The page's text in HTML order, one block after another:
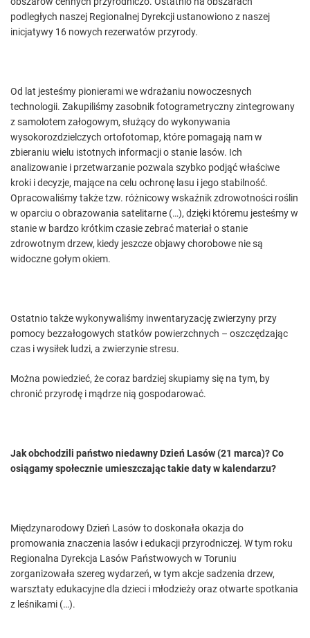
podległych naszej Regionalnej Dyrekcji ustanowiono z naszej
inicjatywy 16 nowych rezerwatów przyrody.
Od lat jesteśmy pionierami we wdrażaniu nowoczesnych
technologii. Zakupiliśmy zasobnik fotogrametryczny zintegrowany
z samolotem załogowym, służący do wykonywania
wysokorozdzielczych ortofotomap, które pomagają nam w
zbieraniu wielu istotnych informacji o stanie lasów. Ich
analizowanie i przetwarzanie pozwala szybko podjąć właściwe
kroki i decyzje, mające na celu ochronę lasu i jego stabilność.
Opracowaliśmy także tzw. różnicowy wskaźnik zdrowotności roślin
w oparciu o obrazowania satelitarne (…), dzięki któremu jesteśmy w
stanie w bardzo krótkim czasie zebrać materiał o stanie
zdrowotnym drzew, kiedy jeszcze objawy chorobowe nie są
widoczne gołym okiem.
Ostatnio także wykonywaliśmy inwentaryzację zwierzyny przy
pomocy bezzałogowych statków powierzchnych – oszczędzając
czas i wysiłek ludzi, a zwierzynie stresu.
Można powiedzieć, że coraz bardziej skupiamy się na tym, by
chronić przyrodę i mądrze nią gospodarować.
Jak obchodzili państwo niedawny Dzień Lasów (21 marca)? Co
osiągamy społecznie umieszczając takie daty w kalendarzu?
Międzynarodowy Dzień Lasów to doskonała okazja do
promowania znaczenia lasów i edukacji przyrodniczej. W tym roku
Regionalna Dyrekcja Lasów Państwowych w Toruniu
zorganizowała szereg wydarzeń, w tym akcje sadzenia drzew,
warsztaty edukacyjne dla dzieci i młodzieży oraz otwarte spotkania
z leśnikami (…).